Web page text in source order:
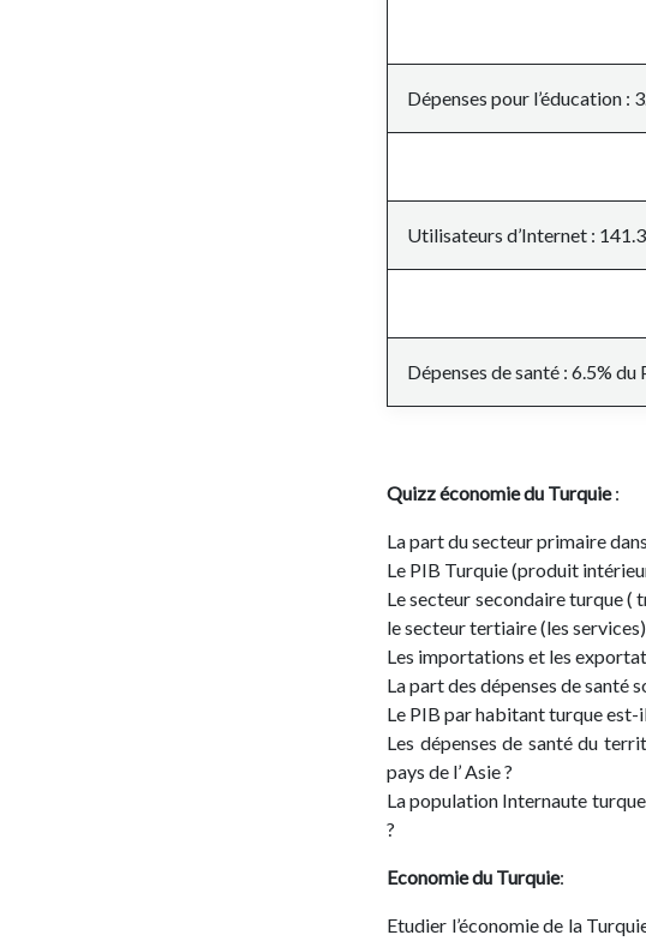
Dépenses pour l’éducation :
Utilisateurs d’Internet :
Dépenses de santé : 6.5% du
Quizz économie du Turquie :
La part du secteur primaire
Le PIB Turquie (produit
Le secteur secondaire turque
le secteur tertiaire (les
Les importations et les
La part des dépenses de santé
Le PIB par habitant turque est-
Les dépenses de santé du
pays de l’ Asie ?
La population Internaute
?
Economie du Turquie:
Etudier l’économie de la